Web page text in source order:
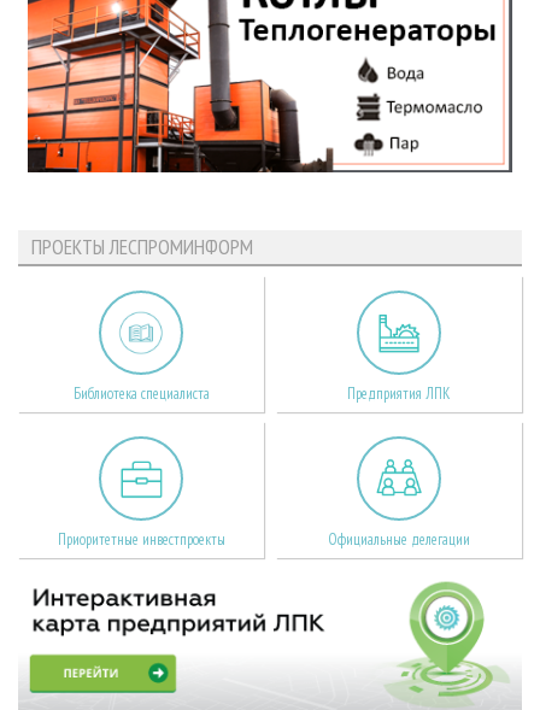
ПРОЕКТЫ ЛЕСПРОМИНФОРМ
Библиотека специалиста Предприятия ЛПК
Приоритетные инвестпроекты Официальные делегации